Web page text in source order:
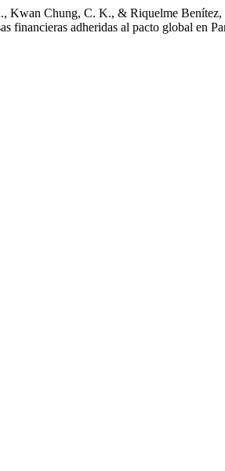
Kwan Chung, C. K., & Riquelme
financieras adheridas al pacto global en